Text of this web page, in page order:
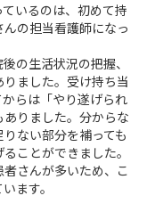
いるのは、初めて持
の担当看護師になっ
の生活状況の把握、
ました。受け持ち当
らは「やり遂げられ
りました。分からな
ない部分を補っても
ことができました。
さんが多いため、こ
ます。